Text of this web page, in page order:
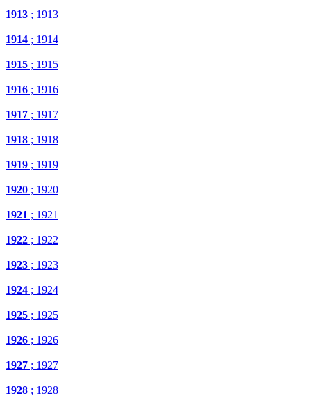
1913 ; 1913
1914 ; 1914
1915 ; 1915
1916 ; 1916
1917 ; 1917
1918 ; 1918
1919 ; 1919
1920 ; 1920
1921 ; 1921
1922 ; 1922
1923 ; 1923
1924 ; 1924
1925 ; 1925
1926 ; 1926
1927 ; 1927
1928 ; 1928